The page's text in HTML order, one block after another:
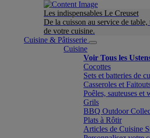
Les indispensables Le Creuset
De la cuisson au service de table,
de votre cuisine.
Cuisine & Pâtisserie
Cuisine
Voir Tous les
Cocottes
Sets et batteries de
Casseroles et
Poêles, sauteuses et
Grils
BBQ Outdoor
Plats à Rôtir
Articles de Cuisine